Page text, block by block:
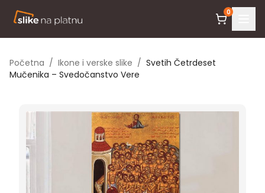
0
Početna / Ikone i verske slike / Svetih Četrdeset
Mučenika – Svedočanstvo Vere